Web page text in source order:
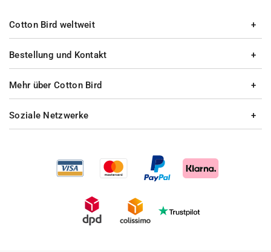
Bestellung und Kontakt
Mehr über Cotton Bird
Cotton Bird weltweit
Soziale Netzwerke